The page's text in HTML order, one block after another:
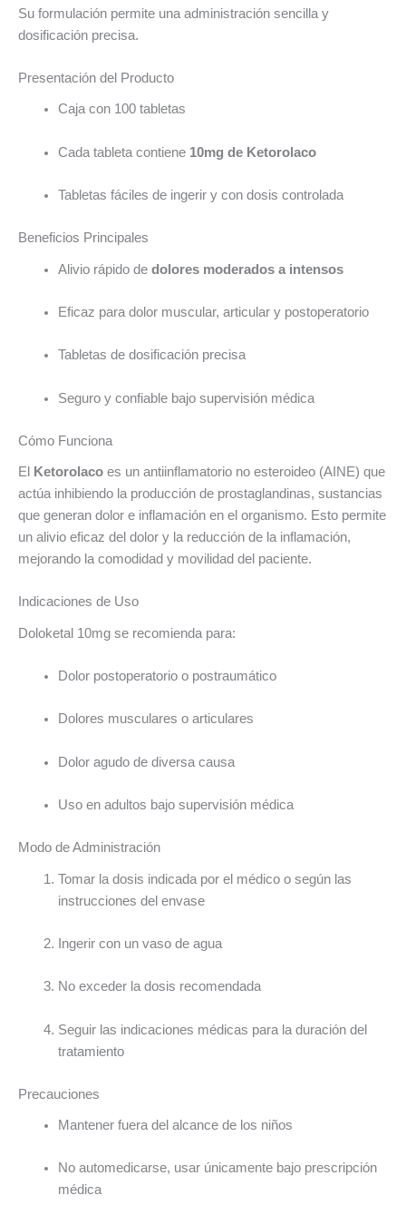
Su formulación permite una administración sencilla y
dosificación precisa.
Presentación del Producto
Caja con 100 tabletas
Cada tableta contiene 10mg de Ketorolaco
Tabletas fáciles de ingerir y con dosis controlada
Beneficios Principales
Alivio rápido de dolores moderados a intensos
Eficaz para dolor muscular, articular y postoperatorio
Tabletas de dosificación precisa
Seguro y confiable bajo supervisión médica
Cómo Funciona
El Ketorolaco es un antiinflamatorio no esteroideo (AINE) que
actúa inhibiendo la producción de prostaglandinas, sustancias
que generan dolor e inflamación en el organismo. Esto permite
un alivio eficaz del dolor y la reducción de la inflamación,
mejorando la comodidad y movilidad del paciente.
Indicaciones de Uso
Doloketal 10mg se recomienda para:
Dolor postoperatorio o postraumático
Dolores musculares o articulares
Dolor agudo de diversa causa
Uso en adultos bajo supervisión médica
Modo de Administración
Tomar la dosis indicada por el médico o según las
instrucciones del envase
Ingerir con un vaso de agua
No exceder la dosis recomendada
Seguir las indicaciones médicas para la duración del
tratamiento
Precauciones
Mantener fuera del alcance de los niños
No automedicarse, usar únicamente bajo prescripción
médica